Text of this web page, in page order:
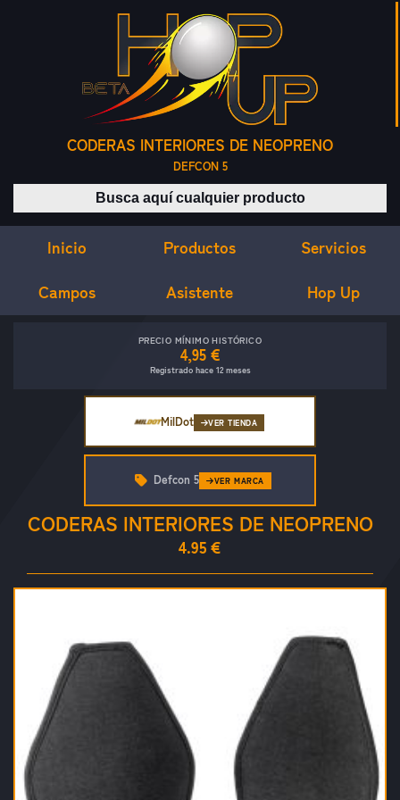
CODERAS INTERIORES DE NEOPRENO
DEFCON 5
Buscar productos
Inicio Productos Servicios
Campos Asistente Hop Up
PRECIO MÍNIMO HISTÓRICO
4,95 €
Registrado hace 12 meses
MilDot VER TIENDA
CODERAS INTERIORES DE NEOPRENO
4.95 €
Defcon 5 VER MARCA